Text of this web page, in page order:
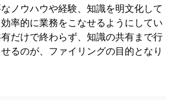
ノウハウや経験、知識を明文化して
率的に業務をこなせるようにしてい
だけで終わらず、知識の共有まで行
るのが、ファイリングの目的となり